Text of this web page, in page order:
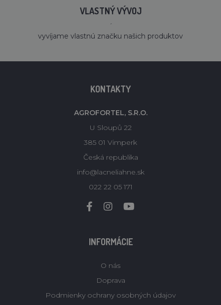
VLASTNÝ VÝVOJ
´
vyvíjame vlastnú značku našich produktov
KONTAKTY
AGROFORTEL, S.R.O.
U Sloupů 22
385 01 Vimperk
Česká republika
info@lacneliahne.sk
022 22 05 171
INFORMÁCIE
O nás
Doprava
Podmienky ochrany osobných údajov